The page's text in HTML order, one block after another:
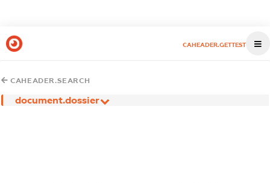
CAHEADER.GETTEST
CAHEADER.SEARCH
document.dossier